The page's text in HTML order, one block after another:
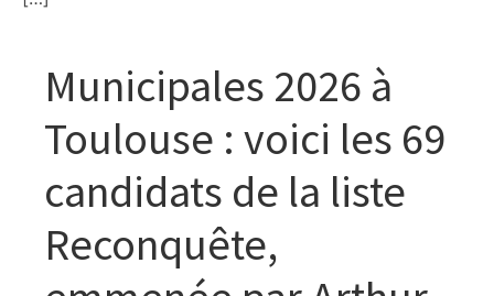
Municipales 2026 à
Toulouse : voici les 69
candidats de la liste
Reconquête,